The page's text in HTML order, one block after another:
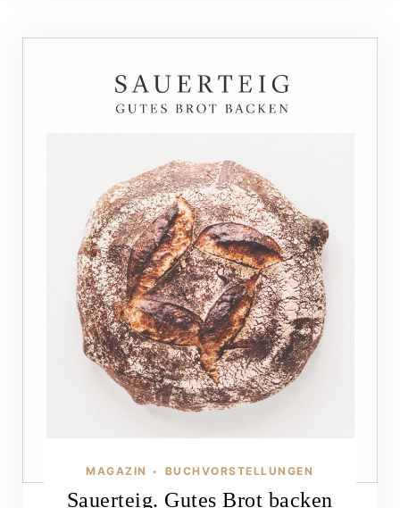
MAGAZIN • BUCHVORSTELLUNGEN
Sauerteig. Gutes Brot backen